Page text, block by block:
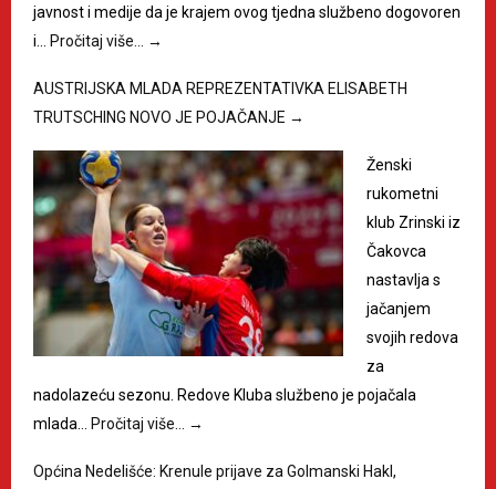
javnost i medije da je krajem ovog tjedna službeno dogovoren
i…
Pročitaj više… →
AUSTRIJSKA MLADA REPREZENTATIVKA ELISABETH
TRUTSCHING NOVO JE POJAČANJE →
Ženski
rukometni
klub Zrinski iz
Čakovca
nastavlja s
jačanjem
svojih redova
za
nadolazeću sezonu. Redove Kluba službeno je pojačala
mlada…
Pročitaj više… →
Općina Nedelišće: Krenule prijave za Golmanski Hakl,